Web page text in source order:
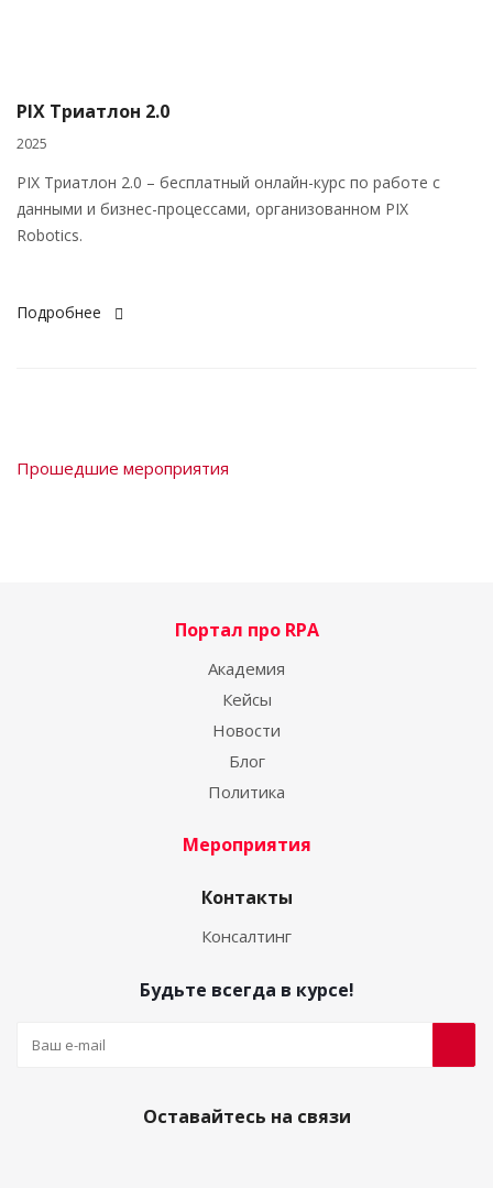
PIX Триатлон 2.0
2025
PIX Триатлон 2.0 – бесплатный онлайн-курс по работе с
данными и бизнес-процессами, организованном PIX
Robotics.
Подробнее
Прошедшие мероприятия
Портал про RPA
Академия
Кейсы
Новости
Блог
Политика
Мероприятия
Контакты
Консалтинг
Будьте всегда в курсе!
Оставайтесь на связи